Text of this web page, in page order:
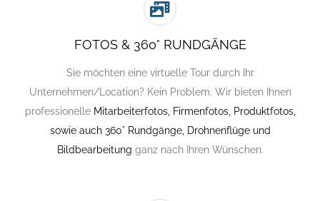
FOTOS & 360° RUNDGÄNGE
Sie möchten eine virtuelle Tour durch Ihr
Unternehmen/Location? Kein Problem. Wir bieten Ihnen
professionelle Mitarbeiterfotos, Firmenfotos, Produktfotos,
sowie auch 360° Rundgänge, Drohnenflüge und
Bildbearbeitung ganz nach Ihren Wünschen.